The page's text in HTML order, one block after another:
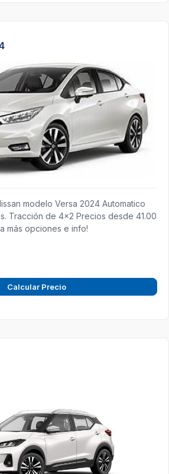
modelo Versa 2024 Automatico
Tracción de 4x2 Precios desde 41.00
más opciones e info!
Calcular Precio